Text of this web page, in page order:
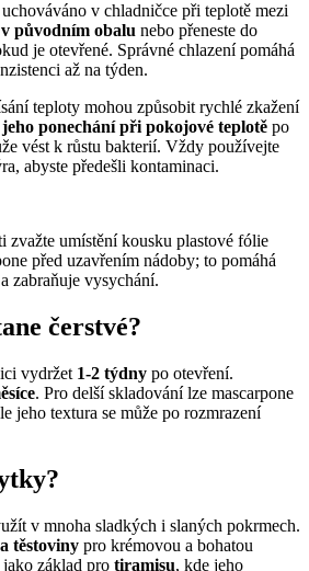
v chladničce při teplotě mezi
původním obalu nebo přeneste do
je otevřené. Správné chlazení pomáhá
až na týden.
teploty mohou způsobit rychlé zkažení
jeho ponechání při pokojové teplotě po
vést k růstu bakterií. Vždy používejte
abyste předešli kontaminaci.
zvažte umístění kousku plastové fólie
před uzavřením nádoby; to pomáhá
zabraňuje vysychání.
čerstvé?
vydržet 1-2 týdny po otevření.
. Pro delší skladování lze mascarpone
jeho textura se může po rozmrazení
v mnoha sladkých i slaných pokrmech.
těstoviny pro krémovou a bohatou
základ pro tiramisu, kde jeho